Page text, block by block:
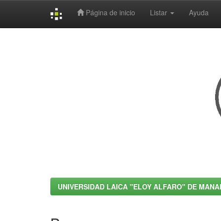
Página de inicio Listar Ayuda
UNIVERSIDAD LAICA "ELOY ALFARO" DE